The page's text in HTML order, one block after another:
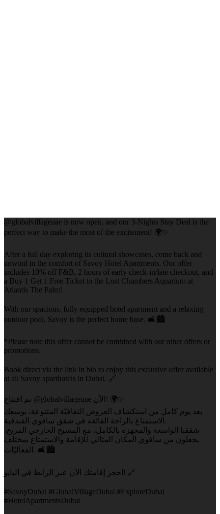
@globalvillageuae is now open, and our 3-Nights Stay Deal is the
perfect way to make the most of the excitement! 🌍✨
After a full day exploring its cultural showcases, come back and
unwind in the comfort of Savoy Hotel Apartments. Our offer
includes 10% off F&B, 2 hours of early check-in/late checkout, and
a Buy 1 Get 1 Free Ticket to the Lost Chambers Aquarium at
Atlantis The Palm!
With our spacious, fully equipped hotel apartment and a relaxing
outdoor pool, Savoy is the perfect home base. 🛋️🏙️
*Please note this offer cannot be combined with our other offers or
promotions.
Book direct via the link in bio to enjoy this exclusive offer available
at all Savoy aparthotels in Dubai. 🔗
تم افتتاح @globalvillageuae الآن! 🌍✨
بعد يوم كامل من استكشاف العروض الثقافيّة المتنوعة، بوسعك
الاستمتاع بالراحة الفائقة في شقق سافوي الفندقية.
شققنا الواسعة والمجهزة بالكامل، مع المسبح الخارجي المريح،
يجعلون من سافوي المكان المثالي للإقامة والاستمتاع بمختلف
الفعاليّات. 🛋️🏙️
احجز إقامتك الآن عبر الرابط في البايو! 🔗
#SavoyDubai #GlobalVillageDubai #ExploreDubai
#HotelApartmentsDubai